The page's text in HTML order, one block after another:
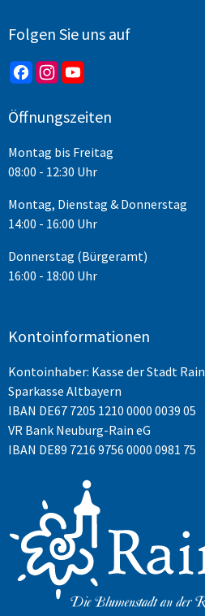
Folgen Sie uns auf
Öffnungszeiten
Montag bis Freitag
08:00 - 12:30 Uhr
Montag, Dienstag & Donnerstag
14:00 - 16:00 Uhr
Donnerstag (Bürgeramt)
16:00 - 18:00 Uhr
Kontoinformationen
Kontoinhaber: Kasse der Stadt Rain
Sparkasse Altbayern
IBAN DE67 7205 1210 0000 0039 05
VR Bank Neuburg-Rain eG
IBAN DE89 7216 9756 0000 0981 75